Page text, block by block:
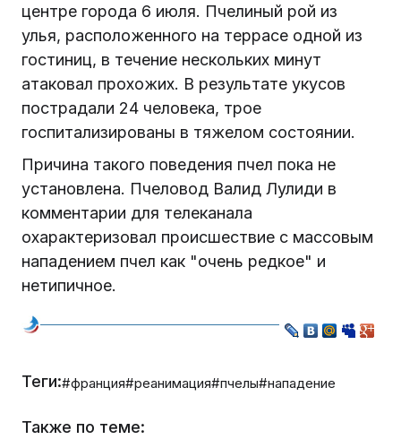
центре города 6 июля. Пчелиный рой из
улья, расположенного на террасе одной из
гостиниц, в течение нескольких минут
атаковал прохожих. В результате укусов
пострадали 24 человека, трое
госпитализированы в тяжелом состоянии.
Причина такого поведения пчел пока не
установлена. Пчеловод Валид Лулиди в
комментарии для телеканала
охарактеризовал происшествие с массовым
нападением пчел как "очень редкое" и
нетипичное.
Теги:#франция#реанимация#пчелы#нападение
Также по теме: